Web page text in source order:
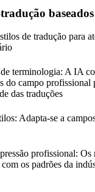
de tradução para
terminologia: A IA
do campo profissional
das traduções
Adapta-se a
profissional: Os
os padrões da